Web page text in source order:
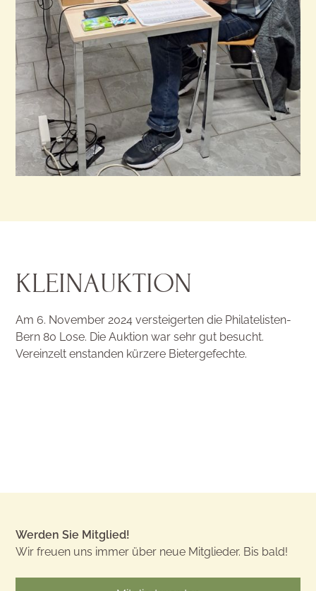
KLEINAUKTION
Am 6. November 2024 versteigerten die Philatelisten-
Bern 80 Lose. Die Auktion war sehr gut besucht.
Vereinzelt enstanden kürzere Bietergefechte.
Werden Sie Mitglied!
Wir freuen uns immer über neue Mitglieder. Bis bald!